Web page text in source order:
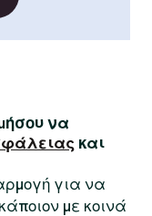
να
και
για να
με κοινά